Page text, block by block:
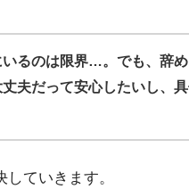
いるのは限界…。でも、辞
夫だって安心したいし、
ていきます。